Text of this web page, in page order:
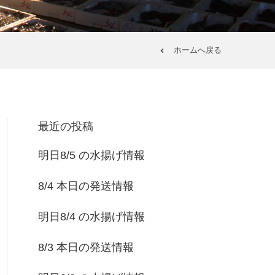
ホームへ戻る
最近の投稿
明日8/5 の水揚げ情報
8/4 本日の発送情報
明日8/4 の水揚げ情報
8/3 本日の発送情報